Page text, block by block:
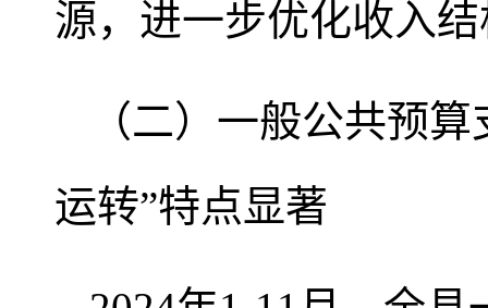
源，进一步优化收入
（二）一般公共预
运转”特点显著